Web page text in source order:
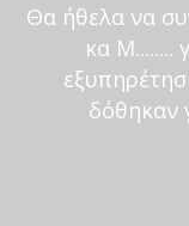
Θα ήθελα να
κα Μ........
δόθηκαν